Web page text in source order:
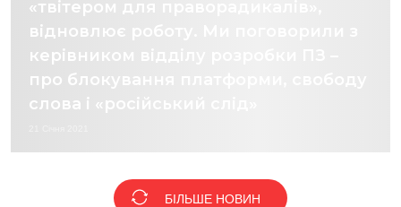
«твітером для праворадикалів»,
відновлює роботу. Ми поговорили з
керівником відділу розробки ПЗ –
про блокування платформи, свободу
слова і «російський слід»
БІЛЬШЕ НОВИН